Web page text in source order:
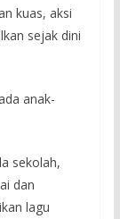
kuas, aksi
sejak dini
anak-
sekolah,
dan
lagu